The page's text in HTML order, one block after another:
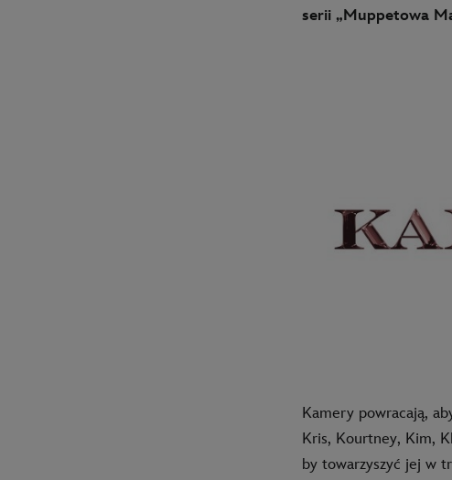
serii „Muppetowa
Kamery powracają,
Kris, Kourtney, Kim,
by towarzyszyć jej w